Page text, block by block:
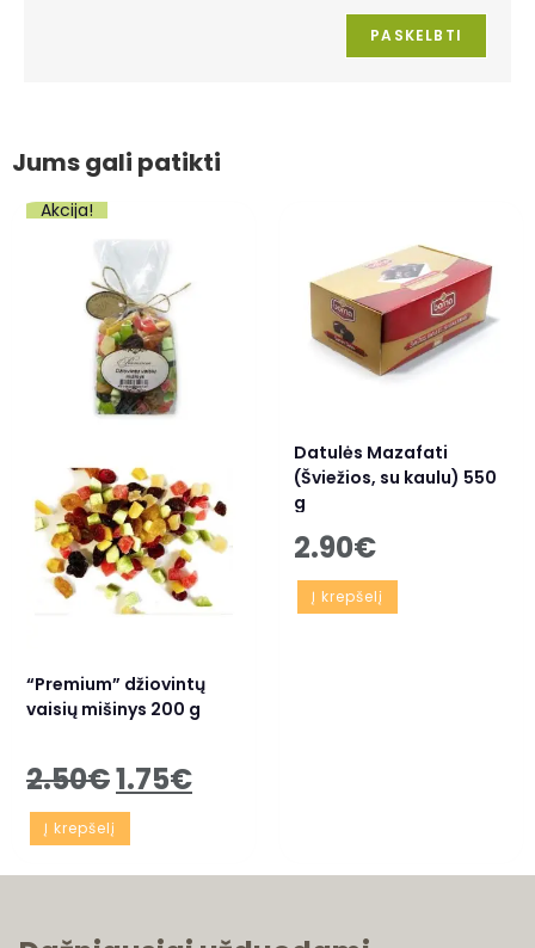
Jums gali patikti
Akcija!
“Premium” džiovintų
vaisių mišinys 200 g
2.50€1.75€
Į krepšelį
Datulės Mazafati
(Šviežios, su kaulu) 550
g
2.90€
Į krepšelį